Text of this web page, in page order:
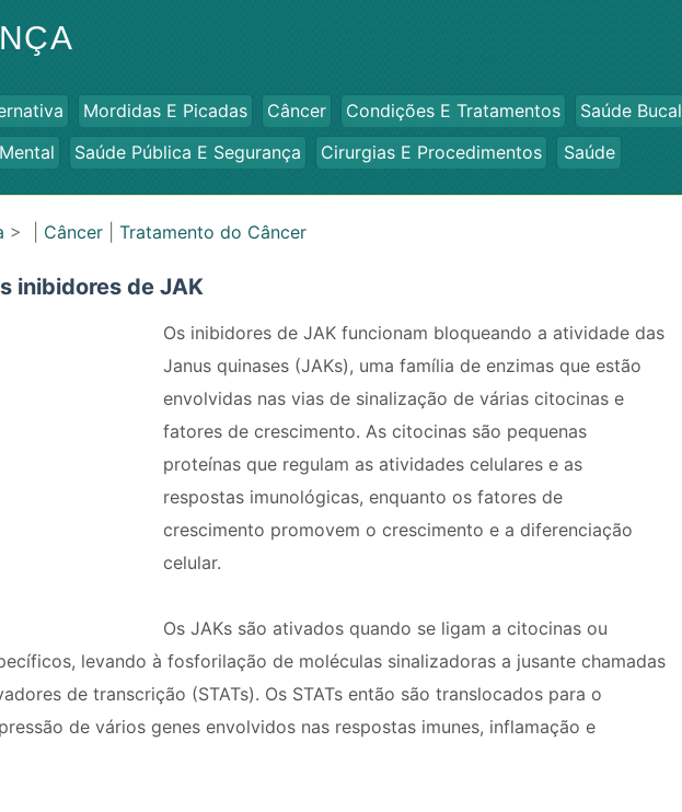
Mordidas E Picadas Câncer Condições E Tratamentos Saúde Bucal
Saúde Pública E Segurança Cirurgias E Procedimentos Saúde
> | Câncer Tratamento do Câncer
inibidores de JAK
Os inibidores de JAK funcionam bloqueando a atividade das
Janus quinases (JAKs), uma família de enzimas que estão
envolvidas nas vias de sinalização de várias citocinas e
fatores de crescimento. As citocinas são pequenas
proteínas que regulam as atividades celulares e as
respostas imunológicas, enquanto os fatores de
crescimento promovem o crescimento e a diferenciação
celular.
Os JAKs são ativados quando se ligam a citocinas ou
levando à fosforilação de moléculas sinalizadoras a jusante chamadas
de transcrição (STATs). Os STATs então são translocados para o
de vários genes envolvidos nas respostas imunes, inflamação e